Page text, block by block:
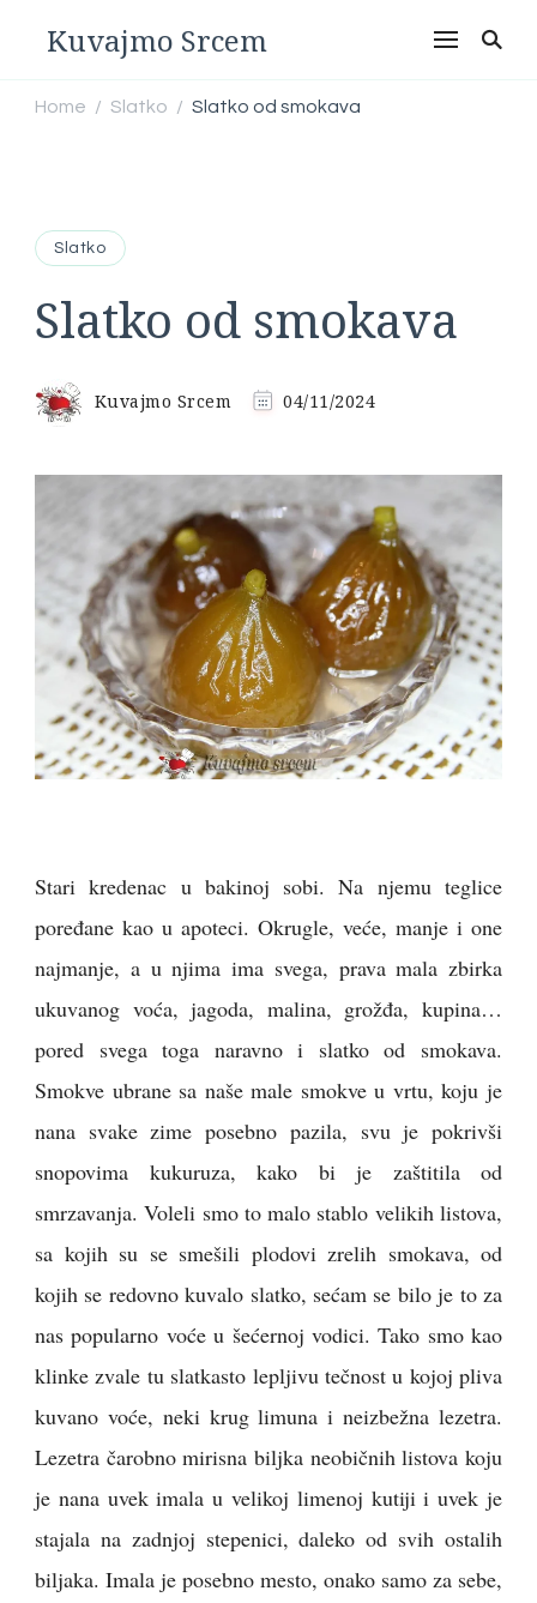
Kuvajmo Srcem
Home / Slatko / Slatko od smokava
Slatko
Slatko od smokava
Kuvajmo Srcem 04/11/2024
Stari kredenac u bakinoj sobi. Na njemu teglice
poređane kao u apoteci. Okrugle, veće, manje i one
najmanje, a u njima ima svega, prava mala zbirka
ukuvanog voća, jagoda, malina, grožđa, kupina…
pored svega toga naravno i slatko od smokava.
Smokve ubrane sa naše male smokve u vrtu, koju je
nana svake zime posebno pazila, svu je pokrivši
snopovima kukuruza, kako bi je zaštitila od
smrzavanja. Voleli smo to malo stablo velikih listova,
sa kojih su se smešili plodovi zrelih smokava, od
kojih se redovno kuvalo slatko, sećam se bilo je to za
nas popularno voće u šećernoj vodici. Tako smo kao
klinke zvale tu slatkasto lepljivu tečnost u kojoj pliva
kuvano voće, neki krug limuna i neizbežna lezetra.
Lezetra čarobno mirisna biljka neobičnih listova koju
je nana uvek imala u velikoj limenoj kutiji i uvek je
stajala na zadnjoj stepenici, daleko od svih ostalih
biljaka. Imala je posebno mesto, onako samo za sebe,